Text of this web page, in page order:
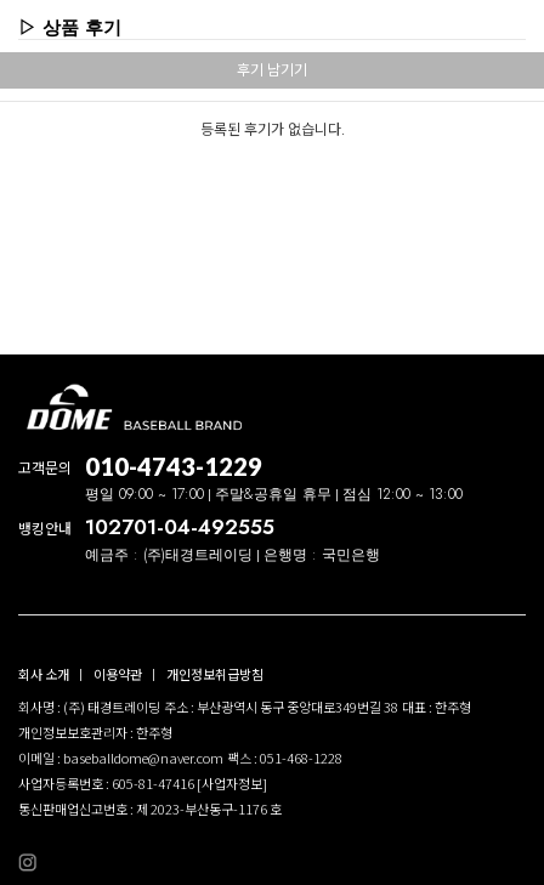
▷ 상품 후기
후기 남기기
등록된 후기가 없습니다.
고객문의 010-4743-1229
평일 09:00 ~ 17:00 주말&공휴일 휴무 점심 12:00 ~ 13:00
뱅킹안내 102701-04-492555
예금주 : (주)태경트레이딩 은행명 : 국민은행
회사 소개 이용약관
개인정보취급방침
회사명 : (주) 태경트레이딩 주소 : 부산광역시 동구 중앙대로349번길 38 대표 : 한주형
개인정보보호관리자 : 한주형
이메일 : baseballdome@naver.com 팩스 : 051-468-1228
사업자등록번호 : 605-81-47416[사업자정보]
통신판매업신고번호 : 제 2023-부산동구-1176 호